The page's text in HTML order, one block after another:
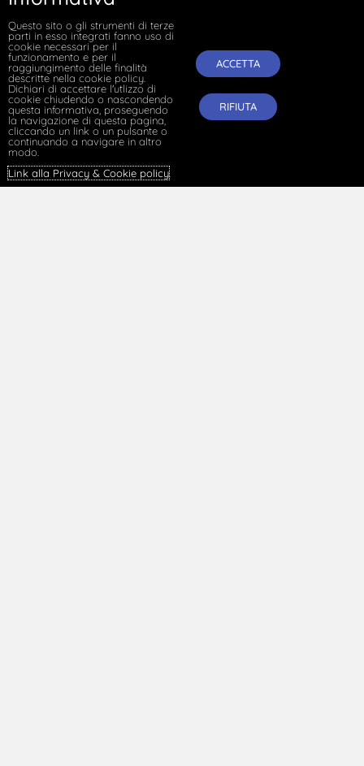
Questo sito o gli strumenti di terze
parti in esso integrati fanno uso di
cookie necessari per il
funzionamento e per il
raggiungimento delle finalità
descritte nella cookie policy.
Dichiari di accettare l'utlizzo di
cookie chiudendo o nascondendo
questa informativa, proseguendo
la navigazione di questa pagina,
cliccando un link o un pulsante o
continuando a navigare in altro
modo.
Link alla Privacy & Cookie policy.
ACCETTA
RIFIUTA